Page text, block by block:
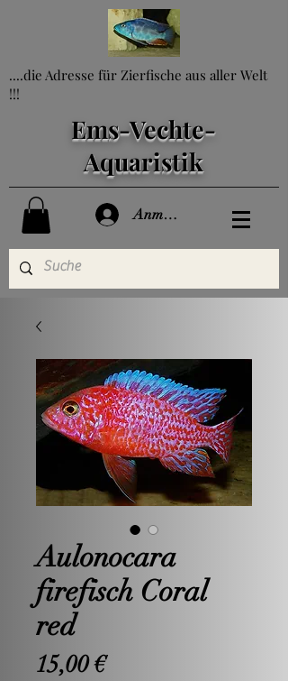
....die Adresse für Zierfische aus aller Welt
!!!
Ems-Vechte-
Aquaristik
Anmelden
Aulonocara
firefisch Coral
red
15,00 €Preis